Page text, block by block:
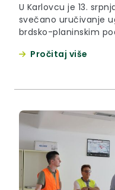
U Karlovcu je 13.
svečano uručivanje
brdsko-planinskim
energetske obnove
Pročitaj više